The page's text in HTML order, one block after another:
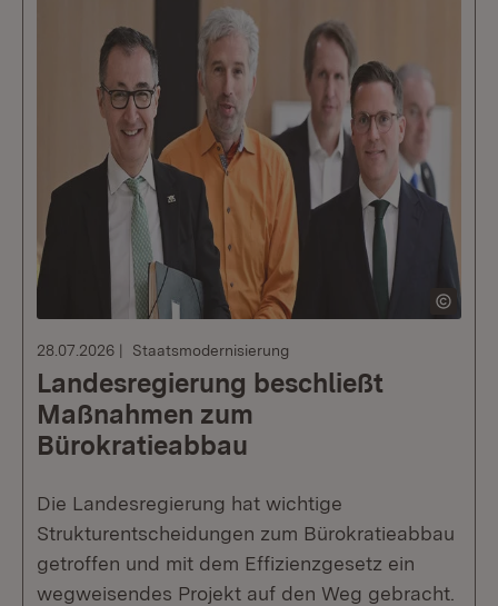
28.07.2026 Staatsmodernisierung
Landesregierung beschließt
Maßnahmen zum
Bürokratieabbau
Die Landesregierung hat wichtige
Strukturentscheidungen zum Bürokratieabbau
getroffen und mit dem Effizienzgesetz ein
wegweisendes Projekt auf den Weg gebracht.